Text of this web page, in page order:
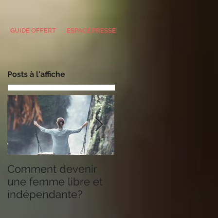
GUIDE OFFERT ESPACE PRESSE
Posts à l'affiche
Comment devenir
une femme libre et
indépendante?